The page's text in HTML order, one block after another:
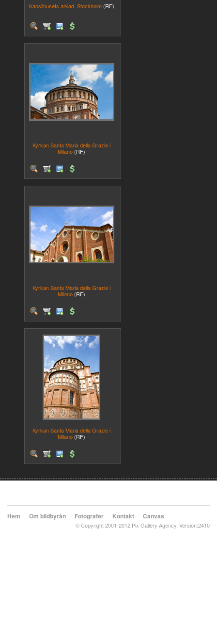
Kanslihusets arkad, Stockholm (RF)
Kyrkan Santa Maria della Grazie i
Milano (RF)
Kyrkan Santa Maria della Grazie i
Milano (RF)
Kyrkan Santa Maria della Grazie i
Milano (RF)
Hem Om bildbyrån Fotografer Kontakt Canvas
© Copyright 2001-2012 Pix Gallery Agency. Version:2410